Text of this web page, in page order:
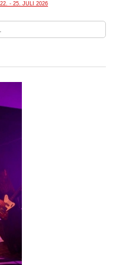
- 25. JULI 2026